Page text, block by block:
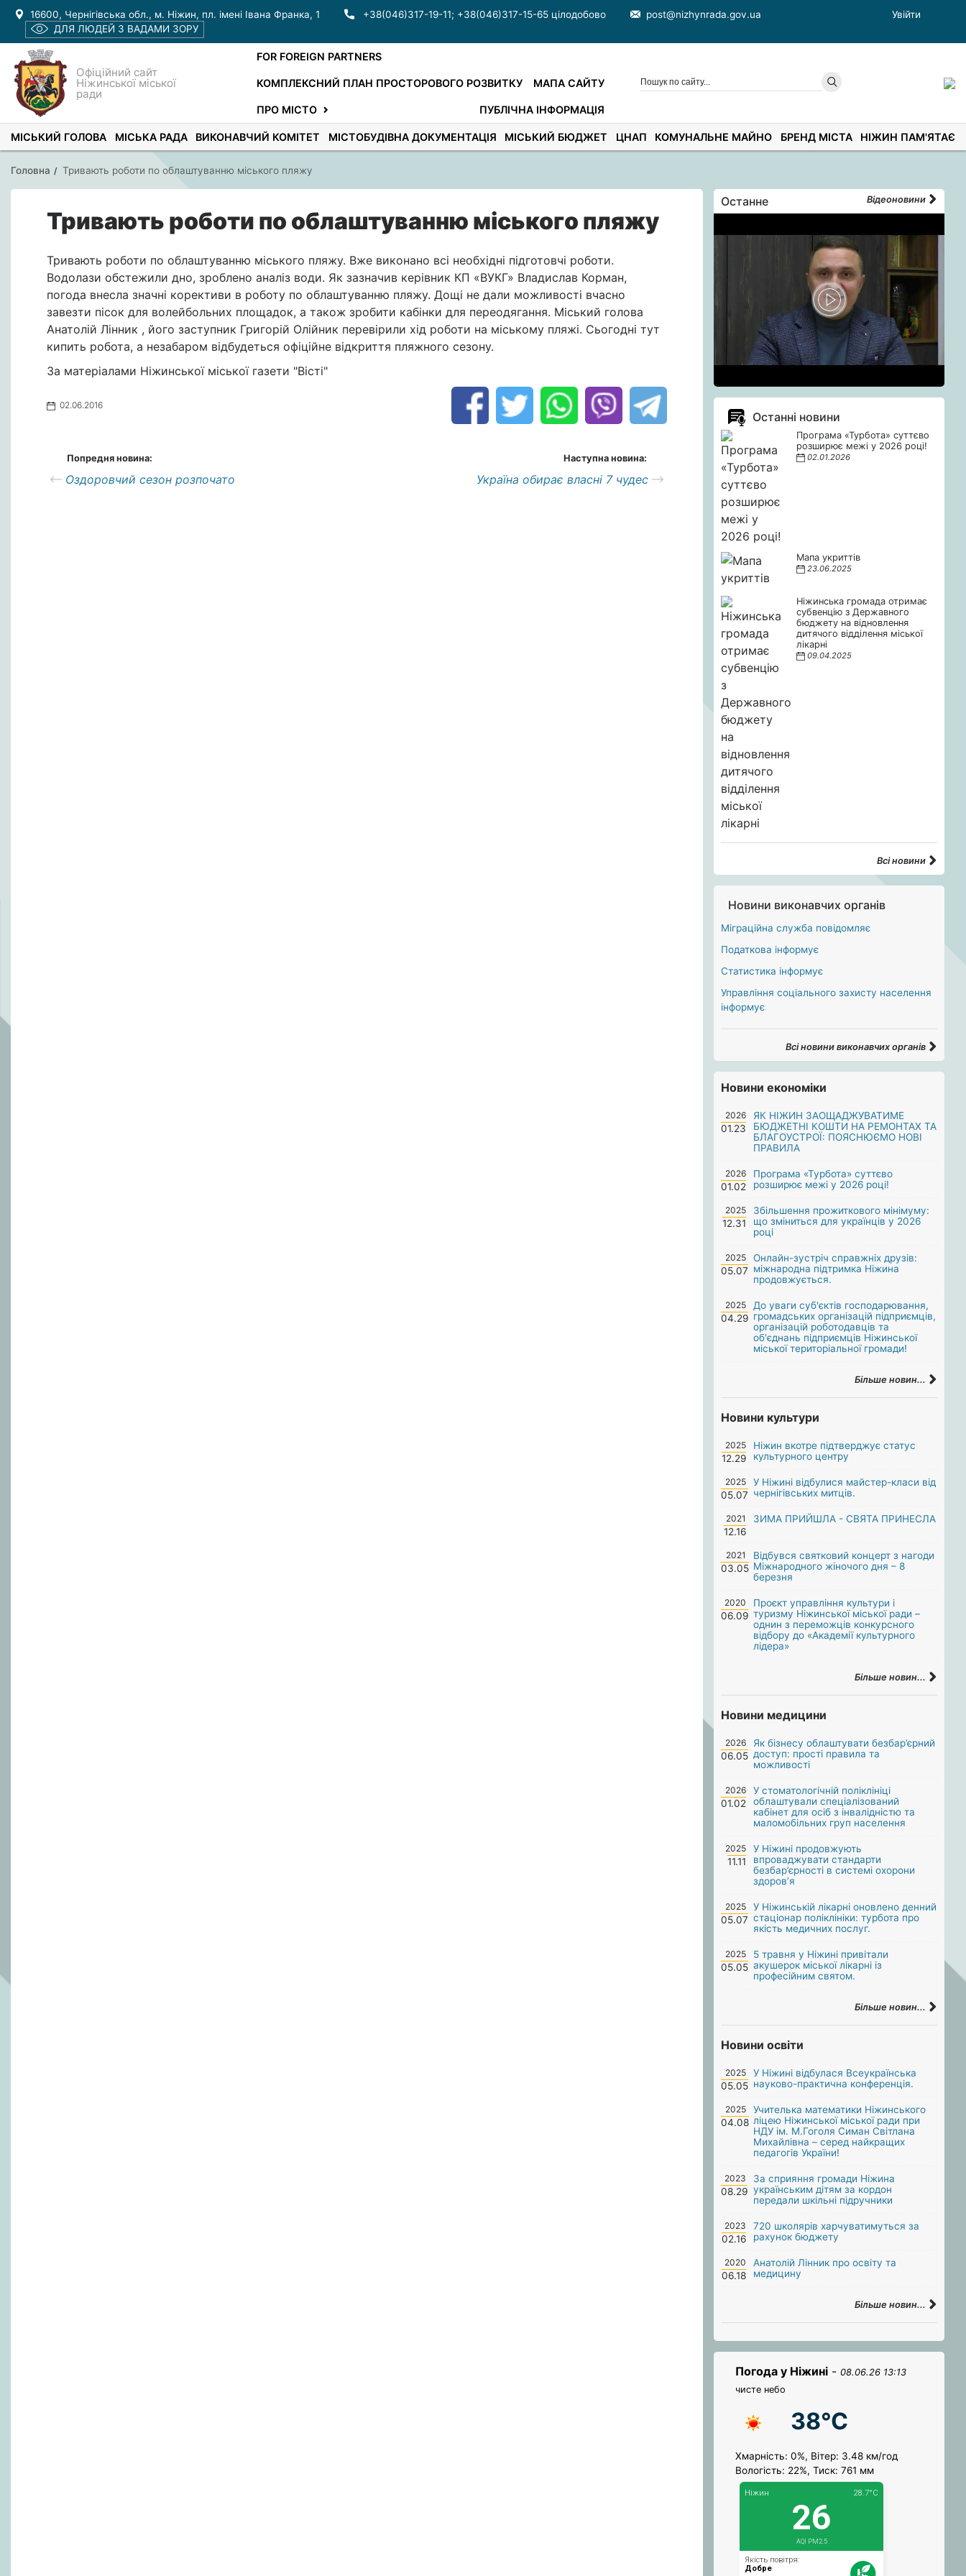
16600, Чернігівська обл., м. Ніжин, пл. імені Івана Франка, 1 +38(046)317-19-11; +38(046)317-15-65 цілодобово post@nizhynrada.gov.ua
Увійти
ДЛЯ ЛЮДЕЙ З ВАДАМИ ЗОРУ
Офіційний сайт
Ніжинської міської
ради
FOR FOREIGN PARTNERS
КОМПЛЕКСНИЙ ПЛАН ПРОСТОРОВОГО РОЗВИТКУ МАПА САЙТУ
ПРО МІСТО ПУБЛІЧНА ІНФОРМАЦІЯ
МІСЬКИЙ ГОЛОВА МІСЬКА РАДА ВИКОНАВЧИЙ КОМІТЕТ МІСТОБУДІВНА ДОКУМЕНТАЦІЯ МІСЬКИЙ БЮДЖЕТ ЦНАП КОМУНАЛЬНЕ МАЙНО БРЕНД МІСТА НІЖИН ПАМ'ЯТАЄ
Головна Тривають роботи по облаштуванню міського пляжу
Тривають роботи по облаштуванню міського пляжу
Тривають роботи по облаштуванню міського пляжу. Вже виконано всі необхідні підготовчі роботи.
Водолази обстежили дно, зроблено аналіз води. Як зазначив керівник КП «ВУКГ» Владислав Корман,
погода внесла значні корективи в роботу по облаштуванню пляжу. Дощі не дали можливості вчасно
завезти пісок для волейбольних площадок, а також зробити кабінки для переодягання. Міський голова
Анатолій Лінник , його заступник Григорій Олійник перевірили хід роботи на міському пляжі. Сьогодні тут
кипить робота, а незабаром відбудеться офіційне відкриття пляжного сезону.
За матеріалами Ніжинської міської газети "Вісті"
02.06.2016
Попредня новина:
Оздоровчий сезон розпочато
Наступна новина:
Україна обирає власні 7 чудес
Останне Відеоновини
Останні новини
Програма «Турбота» суттєво
розширює межі у 2026 році!
02.01.2026
Мапа укриттів
23.06.2025
Ніжинська громада отримає
субвенцію з Державного
бюджету на відновлення
дитячого відділення міської
лікарні
09.04.2025
Всі новини
Новини виконавчих органів
Міграційна служба повідомляє
Податкова інформує
Статистика інформує
Управління соціального захисту населення
інформує
Всі новини виконавчих органів
Новини економіки
2026
01.23
ЯК НІЖИН ЗАОЩАДЖУВАТИМЕ
БЮДЖЕТНІ КОШТИ НА РЕМОНТАХ ТА
БЛАГОУСТРОЇ: ПОЯСНЮЄМО НОВІ
ПРАВИЛА
2026
01.02
Програма «Турбота» суттєво
розширює межі у 2026 році!
2025
12.31
Збільшення прожиткового мінімуму:
що зміниться для українців у 2026
році
2025
05.07
Онлайн-зустріч справжніх друзів:
міжнародна підтримка Ніжина
продовжується.
2025
04.29
До уваги суб'єктів господарювання,
громадських організацій підприємців,
організацій роботодавців та
об'єднань підприємців Ніжинської
міської територіальної громади!
Більше новин...
Новини культури
2025
12.29
Ніжин вкотре підтверджує статус
культурного центру
2025
05.07
У Ніжині відбулися майстер-класи від
чернігівських митців.
2021
12.16
ЗИМА ПРИЙШЛА - СВЯТА ПРИНЕСЛА
2021
03.05
Відбувся святковий концерт з нагоди
Міжнародного жіночого дня – 8
березня
2020
06.09
Проєкт управління культури і
туризму Ніжинської міської ради –
однин з переможців конкурсного
відбору до «Академії культурного
лідера»
Більше новин...
Новини медицини
2026
06.05
Як бізнесу облаштувати безбар’єрний
доступ: прості правила та
можливості
2026
01.02
У стоматологічній поліклініці
облаштували спеціалізований
кабінет для осіб з інвалідністю та
маломобільних груп населення
2025
11.11
У Ніжині продовжують
впроваджувати стандарти
безбар’єрності в системі охорони
здоров’я
2025
05.07
У Ніжинській лікарні оновлено денний
стаціонар поліклініки: турбота про
якість медичних послуг.
2025
05.05
5 травня у Ніжині привітали
акушерок міської лікарні із
професійним святом.
Більше новин...
Новини освіти
2025
05.05
У Ніжині відбулася Всеукраїнська
науково-практична конференція.
2025
04.08
Учителька математики Ніжинського
ліцею Ніжинської міської ради при
НДУ ім. М.Гоголя Симан Світлана
Михайлівна – серед найкращих
педагогів України!
2023
08.29
За сприяння громади Ніжина
українським дітям за кордон
передали шкільні підручники
2023
02.16
720 школярів харчуватимуться за
рахунок бюджету
2020
06.18
Анатолій Лінник про освіту та
медицину
Більше новин...
Погода у Ніжині - 08.06.26 13:13
чисте небо
38°C
Хмарність: 0%, Вітер: 3.48 км/год
Вологість: 22%, Тиск: 761 мм